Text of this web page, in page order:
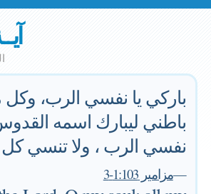
باركي يا نفسي الرب،
باطني ليبارك اسمه
نفسي الرب ، ولا تنسي كل
—مزامير 1:103-3